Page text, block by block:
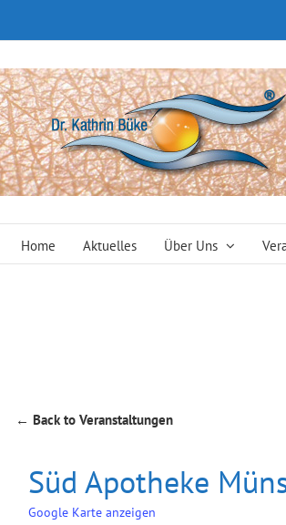
Home Aktuelles Über Uns
← Back to Veranstaltungen
Süd Apotheke
Google Karte anzeigen